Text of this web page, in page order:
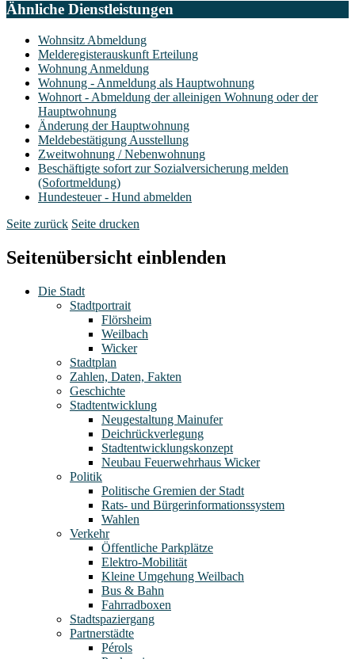
Ähnliche Dienstleistungen
Wohnsitz Abmeldung
Melderegisterauskunft Erteilung
Wohnung Anmeldung
Wohnung - Anmeldung als Hauptwohnung
Wohnort - Abmeldung der alleinigen Wohnung oder der
Hauptwohnung
Änderung der Hauptwohnung
Meldebestätigung Ausstellung
Zweitwohnung / Nebenwohnung
Beschäftigte sofort zur Sozialversicherung melden
(Sofortmeldung)
Hundesteuer - Hund abmelden
Seite zurück Seite drucken
Seitenübersicht einblenden
Die Stadt
Stadtportrait
Flörsheim
Weilbach
Wicker
Stadtplan
Zahlen, Daten, Fakten
Geschichte
Stadtentwicklung
Neugestaltung Mainufer
Deichrückverlegung
Stadtentwicklungskonzept
Neubau Feuerwehrhaus Wicker
Politik
Politische Gremien der Stadt
Rats- und Bürgerinformationssystem
Wahlen
Verkehr
Öffentliche Parkplätze
Elektro-Mobilität
Kleine Umgehung Weilbach
Bus & Bahn
Fahrradboxen
Stadtspaziergang
Partnerstädte
Pérols